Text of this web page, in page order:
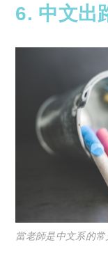
6. 中文出
當老師是中文系的